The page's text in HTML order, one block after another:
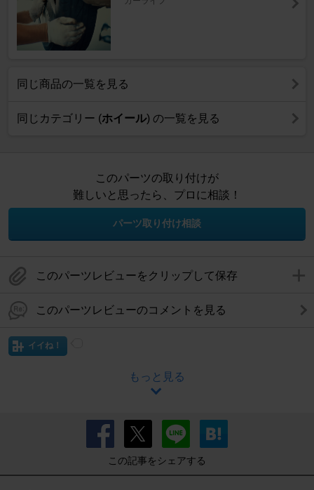
同じ商品の一覧を見る
同じカテゴリー (ホイール) の一覧を見る
このパーツの取り付けが
難しいと思ったら、プロに相談！
パーツ取り付け相談
このパーツレビューをクリップして保存
このパーツレビューのコメントを見る
イイね！
もっと見る
この記事をシェアする